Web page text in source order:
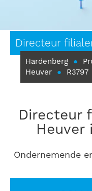
Directeur
Hardenberg ●
Heuver ● R3797
Directeur filialen bij Profile
Heuver
Ondernemende